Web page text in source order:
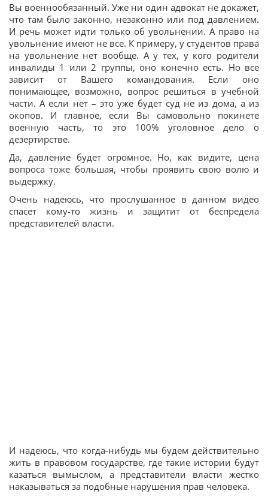
Вы военнообязанный. Уже ни один адвокат не докажет,
что там было законно, незаконно или под давлением.
И речь может идти только об увольнении. А право на
увольнение имеют не все. К примеру, у студентов права
на увольнение нет вообще. А у тех, у кого родители
инвалиды 1 или 2 группы, оно конечно есть. Но все
зависит от Вашего командования. Если оно
понимающее, возможно, вопрос решиться в учебной
части. А если нет – это уже будет суд не из дома, а из
окопов. И главное, если Вы самовольно покинете
военную часть, то это 100% уголовное дело о
дезертирстве.
Да, давление будет огромное. Но, как видите, цена
вопроса тоже большая, чтобы проявить свою волю и
выдержку.
Очень надеюсь, что прослушанное в данном видео
спасет кому-то жизнь и защитит от беспредела
представителей власти.
И надеюсь, что когда-нибудь мы будем действительно
жить в правовом государстве, где такие истории будут
казаться вымыслом, а представители власти жестко
наказываться за подобные нарушения прав человека.